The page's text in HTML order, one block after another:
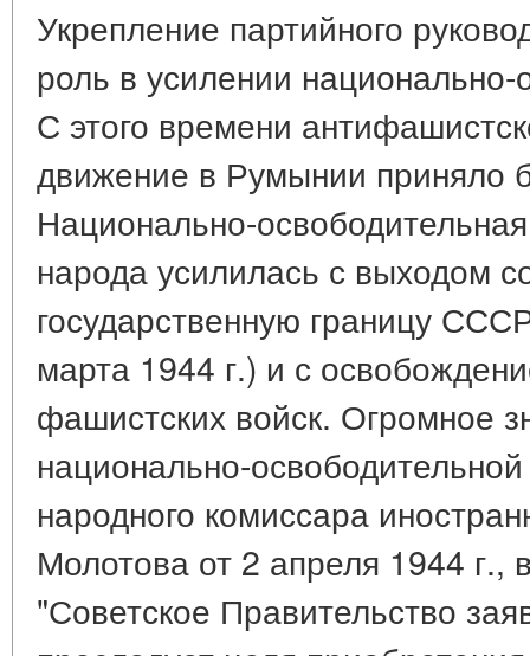
Укрепление партийного
роль в усилении
С этого времени
движение в Румынии приняло
Национально-
народа усилилась с выходом
государственную границу
марта 1944 г.) и с
фашистских войск. Огромное
национально-
народного комиссара
Молотова от 2 апреля 1944 г.,
"Советское Правительство